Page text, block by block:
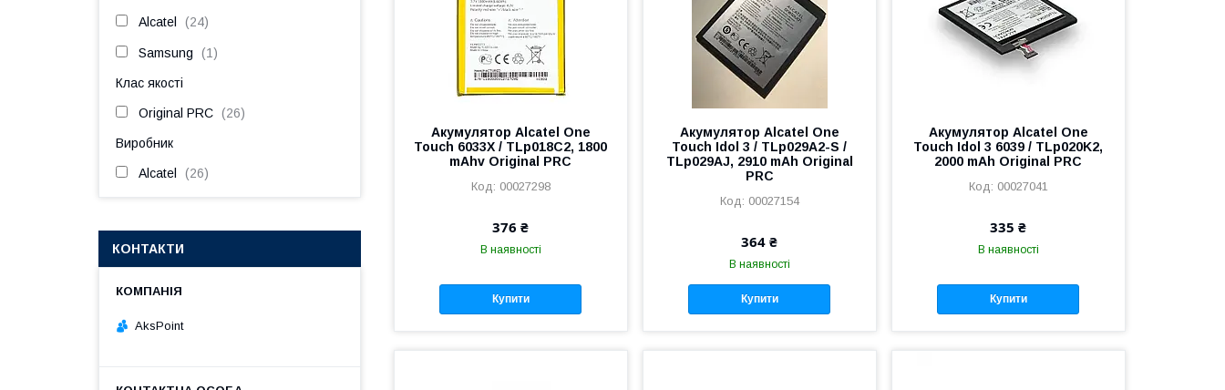
Акумулятор Alcatel One
Touch 6033X / TLp018C2, 1800
mAhv Original PRC
00027298
376 ₴
В наявності
Купити
Акумулятор Alcatel One
Touch Idol 3 / TLp029A2-S /
TLp029AJ, 2910 mAh Original
PRC
00027154
364 ₴
В наявності
Купити
Акумулятор Alcatel One
Touch Idol 3 6039 / TLp020K2,
2000 mAh Original PRC
00027041
335 ₴
В наявності
Купити
Alcatel 24
Samsung 1
Клас якості
Original PRC 26
Виробник
Alcatel 26
КОНТАКТИ
AksPoint